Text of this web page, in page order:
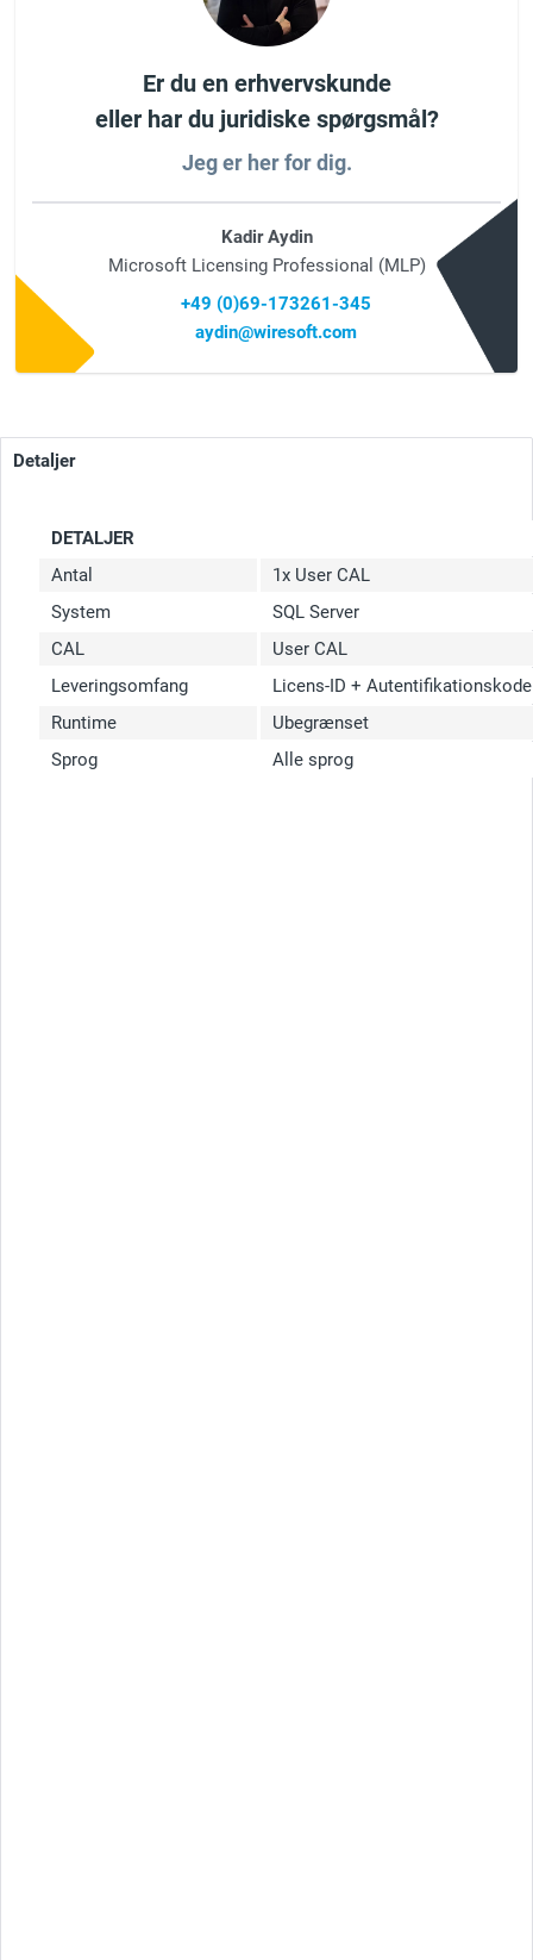
Er du en erhvervskunde
eller har du juridiske spørgsmål?
Jeg er her for dig.
Kadir Aydin
Microsoft Licensing Professional (MLP)
+49 (0)69-173261-345
aydin@wiresoft.com
Detaljer
DETALJER
Antal
1x User CAL
System
SQL Server
CAL
User CAL
Leveringsomfang
Licens-ID + Autentifikationskode
Runtime
Ubegrænset
Sprog
Alle sprog